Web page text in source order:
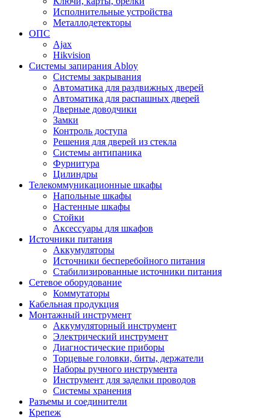
Исполнительные устройства
Металлодетекторы
ОПС
Ajax
Hikvision
Системы запирания Abloy
Cистемы закрывания
Автоматика для раздвижных дверей
Автоматика для распашных дверей
Дверные доводчики
Замки
Контроль доступа
Решения для дверей из стекла
Системы антипаника
Фурнитура
Цилиндры
Телекоммуникационные шкафы
Напольные шкафы
Настенные шкафы
Стойки
Аксессуары для шкафов
Источники питания
Аккумуляторы
Источники бесперебойного питания
Стабилизированные источники питания
Сетевое оборудование
Коммутаторы
Кабельная продукция
Монтажный инструмент
Аккумуляторный инструмент
Электрический инструмент
Диагностические приборы
Торцевые головки, биты, держатели
Наборы ручного инструмента
Инструмент для заделки проводов
Системы хранения
Разъемы и соединители
Крепеж